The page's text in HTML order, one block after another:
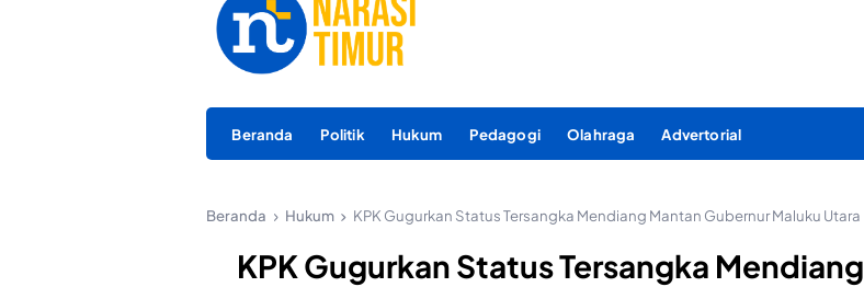
Beranda Politik Hukum Pedagogi Olahraga Advertorial
Beranda Hukum KPK Gugurkan Status Tersangka Mendiang Mantan Gubernur Maluku Utara
KPK Gugurkan Status Tersangka Mendiang